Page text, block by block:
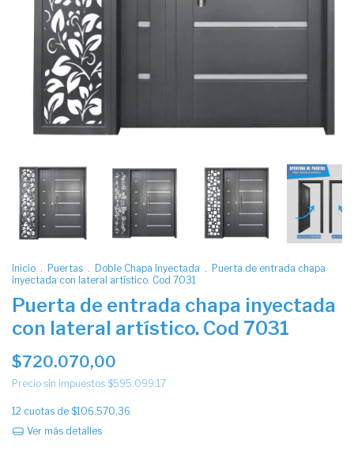
Inicio . Puertas . Doble Chapa Inyectada . Puerta de entrada chapa
inyectada con lateral artístico. Cod 7031
Puerta de entrada chapa inyectada
con lateral artístico. Cod 7031
$720.070,00
Precio sin impuestos $595.099,17
12 cuotas de $106.570,36
Ver más detalles